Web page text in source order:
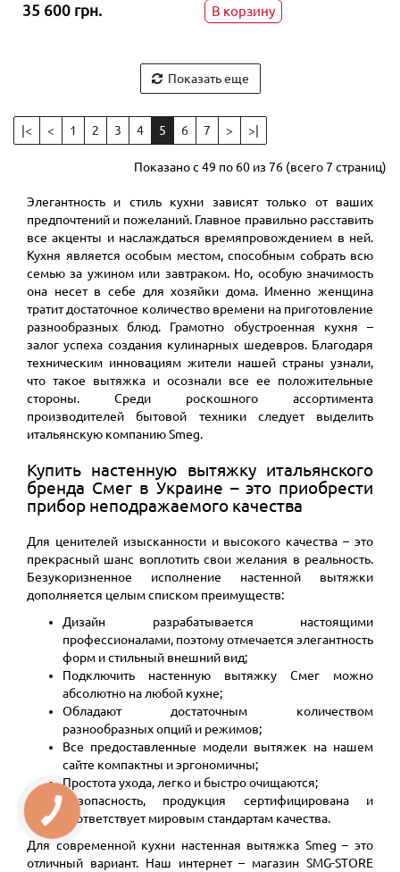
35 600 грн. В корзину
Показать еще
|< < 1 2 3 4 5 6 7 > >|
Показано с 49 по 60 из 76 (всего 7 страниц)
Элегантность и стиль кухни зависят только от ваших
предпочтений и пожеланий. Главное правильно расставить
все акценты и наслаждаться времяпровождением в ней.
Кухня является особым местом, способным собрать всю
семью за ужином или завтраком. Но, особую значимость
она несет в себе для хозяйки дома. Именно женщина
тратит достаточное количество времени на приготовление
разнообразных блюд. Грамотно обустроенная кухня –
залог успеха создания кулинарных шедевров. Благодаря
техническим инновациям жители нашей страны узнали,
что такое вытяжка и осознали все ее положительные
стороны. Среди роскошного ассортимента
производителей бытовой техники следует выделить
итальянскую компанию Smeg.
Купить настенную вытяжку итальянского
бренда Смег в Украине – это приобрести
прибор неподражаемого качества
Для ценителей изысканности и высокого качества – это
прекрасный шанс воплотить свои желания в реальность.
Безукоризненное исполнение настенной вытяжки
дополняется целым списком преимуществ:
Дизайн разрабатывается настоящими
профессионалами, поэтому отмечается элегантность
форм и стильный внешний вид;
Подключить настенную вытяжку Смег можно
абсолютно на любой кухне;
Обладают достаточным количеством
разнообразных опций и режимов;
Все предоставленные модели вытяжек на нашем
сайте компактны и эргономичны;
Простота ухода, легко и быстро очищаются;
Безопасность, продукция сертифицирована и
соответствует мировым стандартам качества.
Для современной кухни настенная вытяжка Smeg – это
отличный вариант. Наш интернет – магазин SMG-STORE